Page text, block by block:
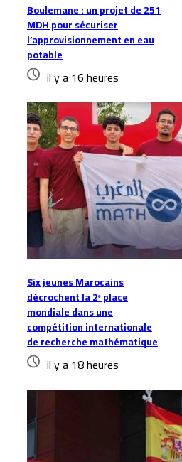
Boulemane : un projet de 251
MDH pour sécuriser
l’approvisionnement en eau
potable
il y a 16 heures
Six jeunes Marocains
décrochent la 2ᵉ place
mondiale dans une
compétition internationale
de recherche mathématique
il y a 18 heures